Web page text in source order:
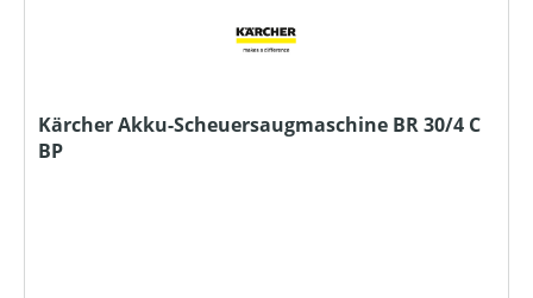
Kärcher Akku-Scheuersaugmaschine BR 30/4 C
BP